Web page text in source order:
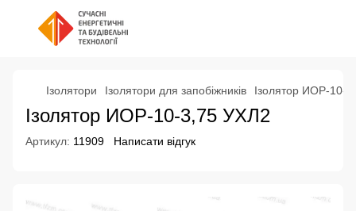
Ізолятори Ізолятори для запобіжників Ізолятор ИОР-10-
Ізолятор ИОР-10-3,75 УХЛ2
Артикул: 11909 Написати відгук